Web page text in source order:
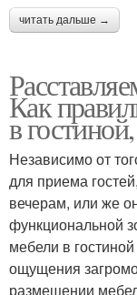
читать дальше →
Как
в
Независимо от
для приема
вечерам, или же
функциональной
мебели в
ощущения
размещении